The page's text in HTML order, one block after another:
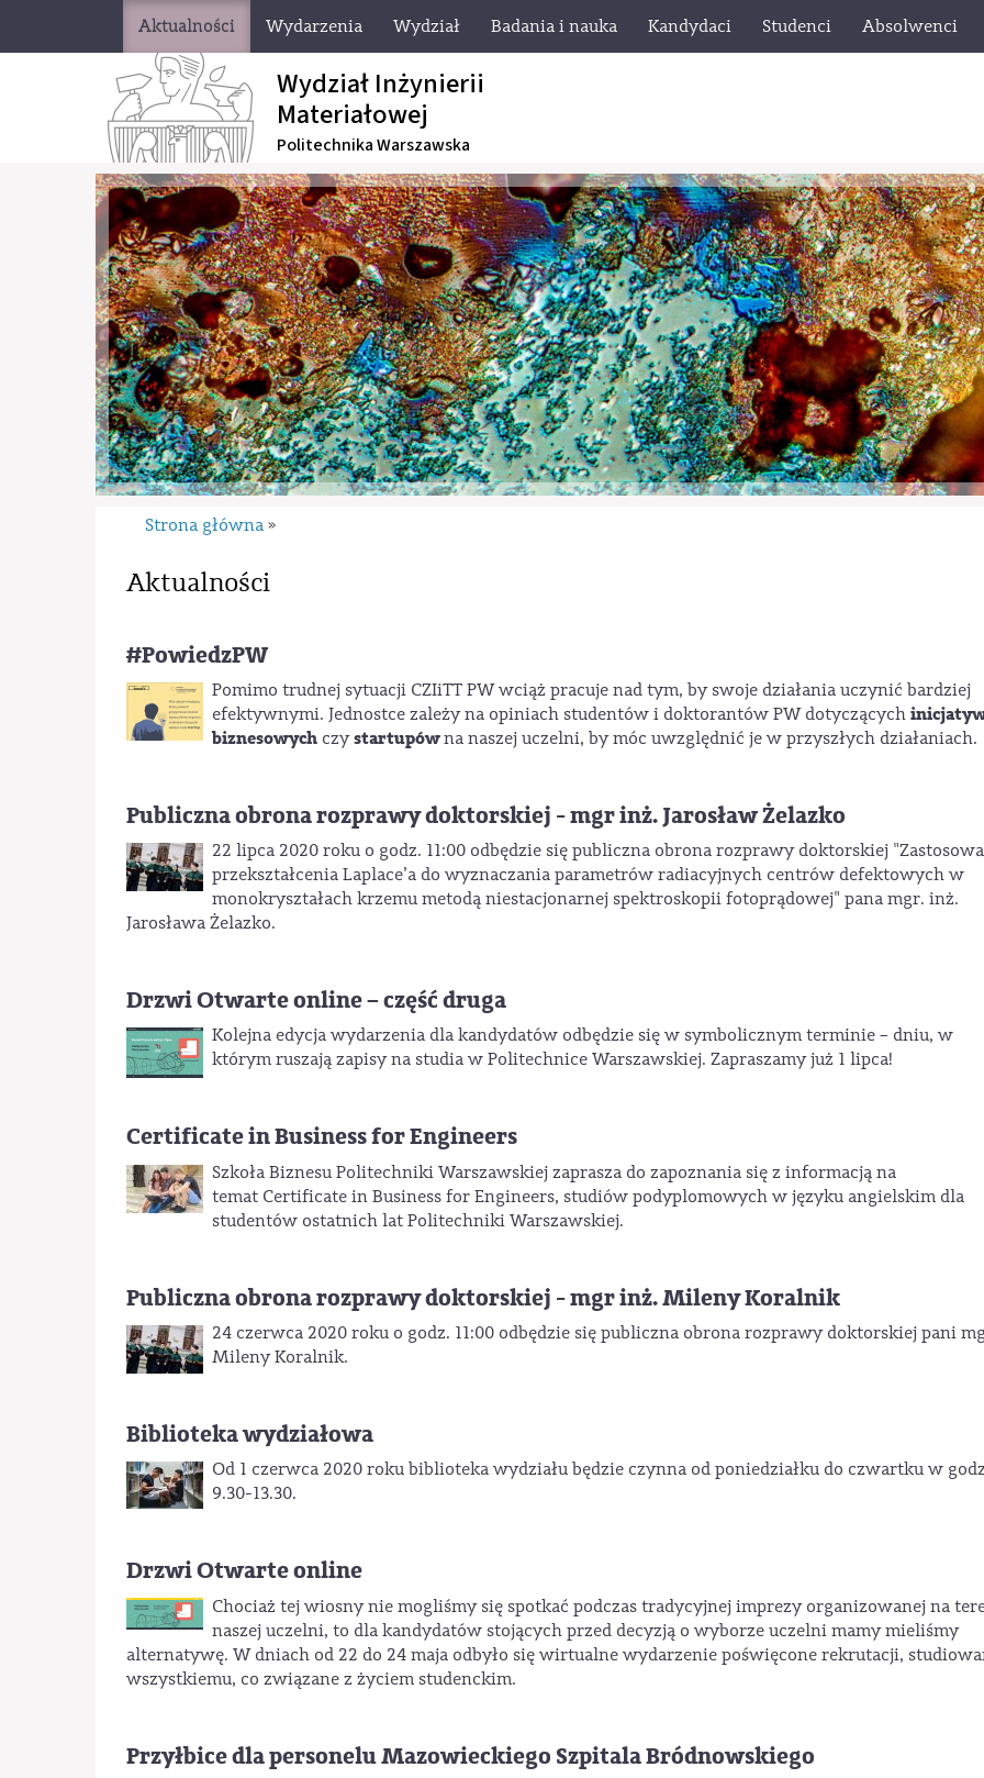
Aktualności Wydarzenia Wydział Badania i nauka Kandydaci Studenci Absolwenci
Wydział Inżynierii
Materiałowej
Politechnika Warszawska
Strona główna »
Aktualności
#PowiedzPW
Pomimo trudnej sytuacji CZIiTT PW wciąż pracuje nad tym, by swoje działania uczynić bardziej
efektywnymi. Jednostce zależy na opiniach studentów i doktorantów PW dotyczących
biznesowychczystartupówna naszej uczelni, by móc uwzględnić je w przyszłych działaniach.
Publiczna obrona rozprawy doktorskiej - mgr inż. Jarosław Żelazko
22 lipca 2020 roku o godz. 11:00 odbędzie się publiczna obrona rozprawy doktorskiej
przekształcenia Laplace’a do wyznaczania parametrów radiacyjnych centrów defektowych w
monokryształach krzemu metodą niestacjonarnej spektroskopii fotoprądowej" pana mgr. inż.
Jarosława Żelazko.
Drzwi Otwarte online – część druga
Kolejna edycja wydarzenia dla kandydatów odbędzie się w symbolicznym terminie – dniu, w
którym ruszają zapisy na studia w Politechnice Warszawskiej. Zapraszamy już 1 lipca!
Certificate in Business for Engineers
Szkoła Biznesu Politechniki Warszawskiej zaprasza do zapoznania się z informacją na
temat Certificate in Business for Engineers, studiów podyplomowych w języku angielskim dla
studentów ostatnich lat Politechniki Warszawskiej.
Publiczna obrona rozprawy doktorskiej - mgr inż. Mileny Koralnik
24 czerwca 2020 roku o godz. 11:00 odbędzie się publiczna obrona rozprawy doktorskiej pani
Mileny Koralnik.
Biblioteka wydziałowa
Od 1 czerwca 2020 roku biblioteka wydziału będzie czynna od poniedziałku do czwartku w
9.30-13.30.
Drzwi Otwarte online
Chociaż tej wiosny nie mogliśmy się spotkać podczas tradycyjnej imprezy organizowanej na
naszej uczelni, to dla kandydatów stojących przed decyzją o wyborze uczelni mamy mieliśmy
alternatywę. W dniach od 22 do 24 maja odbyło się wirtualne wydarzenie poświęcone rekrutacji,
wszystkiemu, co związane z życiem studenckim.
Przyłbice dla personelu Mazowieckiego Szpitala Bródnowskiego